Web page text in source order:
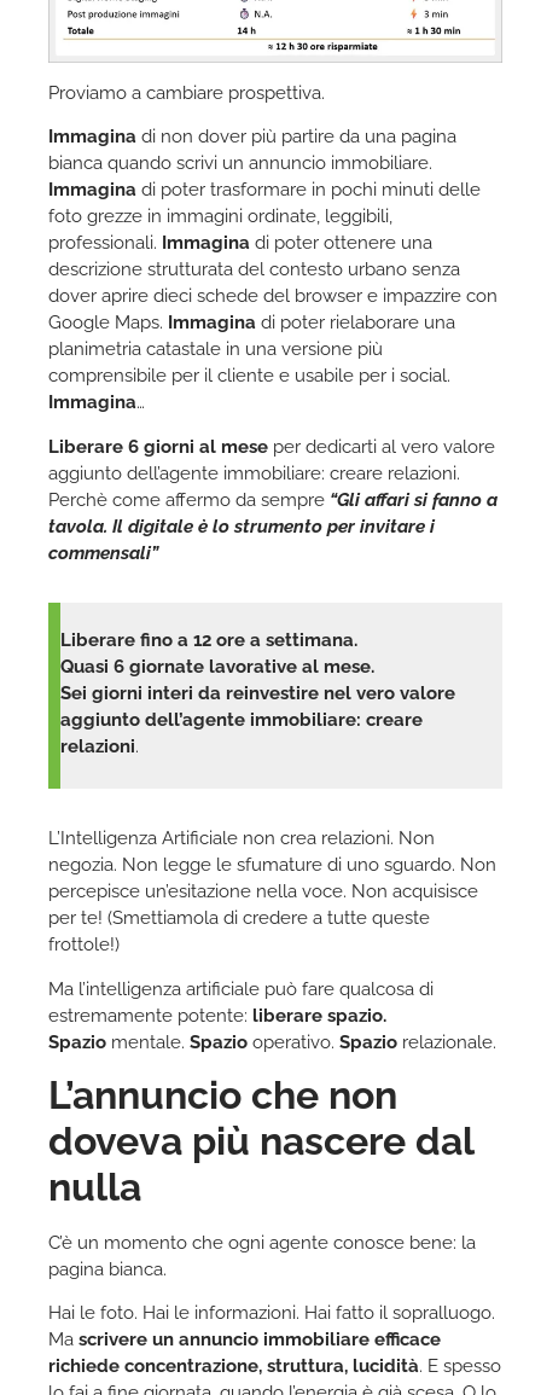
Proviamo a cambiare prospettiva.
Immagina di non dover più partire da una pagina
bianca quando scrivi un annuncio immobiliare.
Immagina di poter trasformare in pochi minuti delle
foto grezze in immagini ordinate, leggibili,
professionali. Immagina di poter ottenere una
descrizione strutturata del contesto urbano senza
dover aprire dieci schede del browser e impazzire con
Google Maps. Immagina di poter rielaborare una
planimetria catastale in una versione più
comprensibile per il cliente e usabile per i social.
Immagina…
Liberare 6 giorni al mese per dedicarti al vero valore
aggiunto dell’agente immobiliare: creare relazioni.
Perchè come affermo da sempre “Gli affari si fanno a
tavola. Il digitale è lo strumento per invitare i
commensali”
Liberare fino a 12 ore a settimana.
Quasi 6 giornate lavorative al mese.
Sei giorni interi da reinvestire nel vero valore
aggiunto dell’agente immobiliare: creare
relazioni.
L’Intelligenza Artificiale non crea relazioni. Non
negozia. Non legge le sfumature di uno sguardo. Non
percepisce un’esitazione nella voce. Non acquisisce
per te! (Smettiamola di credere a tutte queste
frottole!)
Ma l’intelligenza artificiale può fare qualcosa di
estremamente potente: liberare spazio.
Spazio mentale.Spazio operativo.Spazio relazionale.
L’annuncio che non
doveva più nascere dal
nulla
C’è un momento che ogni agente conosce bene: la
pagina bianca.
Hai le foto. Hai le informazioni. Hai fatto il sopralluogo.
Mascrivere un annuncio immobiliare efficace
richiede concentrazione, struttura, lucidità. E spesso